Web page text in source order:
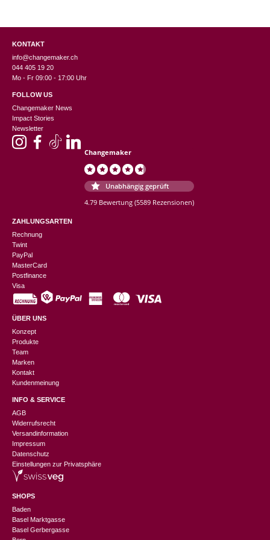
KONTAKT
info@changemaker.ch
044 405 19 20
Mo - Fr 09:00 - 17:00 Uhr
FOLLOW US
Changemaker News
Impact Stories
Newsletter
Changemaker
Unabhängig geprüft
4.79 Bewertung (5589 Rezensionen)
ZAHLUNGSARTEN
Rechnung
Twint
PayPal
MasterCard
Postfinance
Visa
ÜBER UNS
Konzept
Produkte
Team
Marken
Kontakt
Kundenmeinung
INFO & SERVICE
AGB
Widerrufsrecht
Versandinformation
Impressum
Datenschutz
Einstellungen zur Privatsphäre
SHOPS
Baden
Basel Marktgasse
Basel Gerbergasse